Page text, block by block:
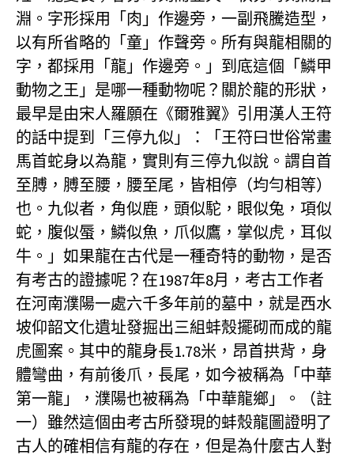
淵。字形採用「肉」作邊旁，一副飛騰造型，
以有所省略的「童」作聲旁。所有與龍相關的
字，都採用「龍」作邊旁。」到底這個「鱗甲
動物之王」是哪一種動物呢？關於龍的形狀，
最早是由宋人羅願在《爾雅翼》引用漢人王符
的話中提到「三停九似」：「王符曰世俗常畫
馬首蛇身以為龍，實則有三停九似說。謂自首
至膊，膊至腰，腰至尾，皆相停（均勻相等）
也。九似者，角似鹿，頭似駝，眼似兔，項似
蛇，腹似蜃，鱗似魚，爪似鷹，掌似虎，耳似
牛。」如果龍在古代是一種奇特的動物，是否
有考古的證據呢？在1987年8月，考古工作者
在河南濮陽一處六千多年前的墓中，就是西水
坡仰韶文化遺址發掘出三組蚌殼擺砌而成的龍
虎圖案。其中的龍身長1.78米，昂首拱背，身
體彎曲，有前後爪，長尾，如今被稱為「中華
第一龍」，濮陽也被稱為「中華龍鄉」。（註
一）雖然這個由考古所發現的蚌殼龍圖證明了
古人的確相信有龍的存在，但是為什麼古人對